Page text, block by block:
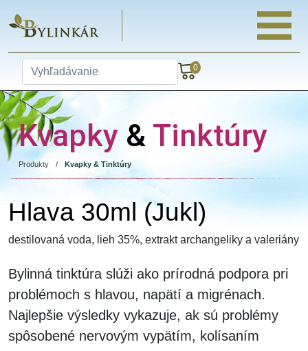
0
Kvapky & Tinktúry
Produkty / Kvapky & Tinktúry
Hlava 30ml (Jukl)
destilovaná voda, lieh 35%, extrakt archangeliky a valeriány
Bylinná tinktúra slúži ako prírodná podpora pri
problémoch s hlavou, napätí a migrénach.
Najlepšie výsledky vykazuje, ak sú problémy
spôsobené nervovým vypätím, kolísaním